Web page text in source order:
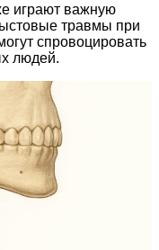
играют важную
травмы при
спровоцировать
людей.